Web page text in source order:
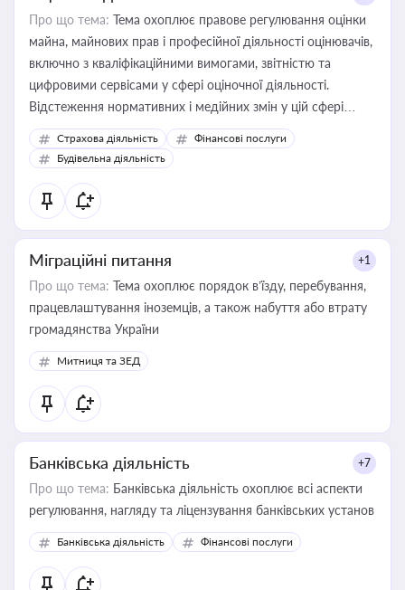
Про що тема: Тема охоплює правове регулювання оцінки
майна, майнових прав і професійної діяльності оцінювачів,
включно з кваліфікаційними вимогами, звітністю та
цифровими сервісами у сфері оціночної діяльності.
Відстеження нормативних і медійних змін у цій сфері
корисне для власника бізнесу, керівника, юриста або
бухгалтера під час оподаткування, приватизації, оренди
державного майна, корпоративних угод і перевірки
статусу суб'єктів оціночної діяльності
Страхова діяльність
Фінансові послуги
Будівельна діяльність
Міграційні питання +1
Про що тема: Тема охоплює порядок в’їзду, перебування,
працевлаштування іноземців, а також набуття або втрату
громадянства України
Митниця та ЗЕД
Банківська діяльність +7
Про що тема: Банківська діяльність охоплює всі аспекти
регулювання, нагляду та ліцензування банківських установ
Банківська діяльність Фінансові послуги